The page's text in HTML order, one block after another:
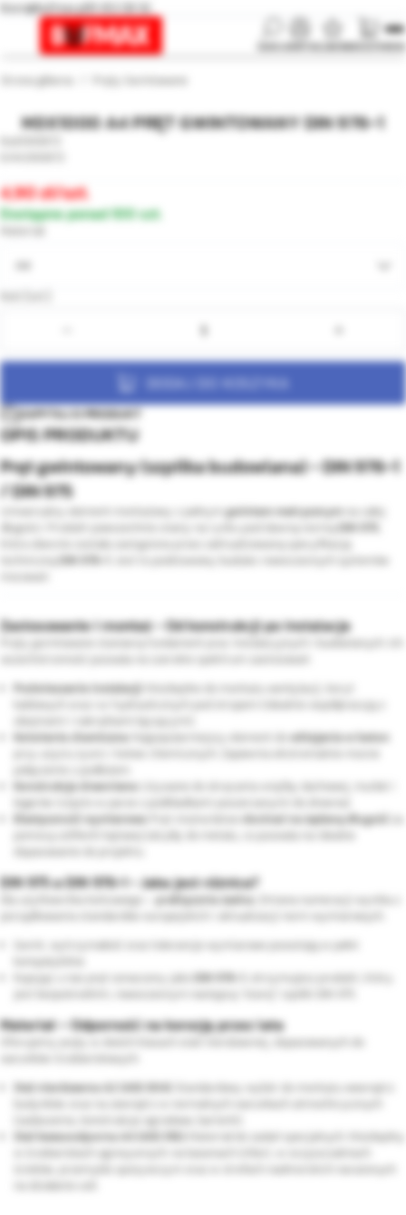
biuro@bufmax.pl91 453 08 92
ULUBIONEKOSZYK
Strona główna Pręty Gwintowane
M3X1000 A4 PRĘT GWINTOWANY DIN 976-1
4,90 /szt.
Dostępne ponad 100 szt.
A4
DODAJ DO KOSZYKA
ZAPYTAJ O PRODUKT
OPIS PRODUKTU
Pręt gwintowany (szpilka budowlana) - DIN 976-1
/ DIN 975
Uniwersalny element montażowy z pełnymgwintem metrycznym na całej
długości. Produkt powszechnie znany na rynku pod dawną normą
DIN 975
która obecnie została zastąpiona przez zaktualizowaną specyfikację
DIN 976-1
. Jest to podstawowy budulec nowoczesnych systemów
Zastosowanie i montaż - Od konstrukcji po instalacje
Pręty gwintowane stanowią fundament prac instalacyjnych i budowlanych. Ich
Podwieszanie instalacji:
Niezbędne do montażu wentylacji, koryt
kablowych oraz rur hydraulicznych pod stropem (idealnie współpracują z
Kotwienie chemiczne:
Najpopularniejszy element do wklejania w beton
przy użyciu żywic i kotew chemicznych. Zapewnia ekstremalnie mocne
Konstrukcje drewniane: Używane do skręcania więźby dachowej, murłat i
legarów (często w parze z podkładkami poszerzanymi do drewna).
Elastyczność wymiarowa:
docinać na żądaną długość
dopasowanie do projektu.
DIN 975 a DIN 976-1 - Jaka jest różnica?
Dla użytkownika końcowego – praktycznie żadna
. Zmiana numeracji wynika z
Gwint, wytrzymałość oraz tolerancje wymiarowe pozostają w pełni
kompatybilne.
Kupując u nas pręt oznaczony jako DIN 976-1
, otrzymujesz produkt, który
jest bezpośrednim, nowoczesnym następcą "starej" szpilki DIN 975.
Materiał – Odporność na korozję przez lata
Oferujemy pręty w dwóch klasach stali nierdzewnej, dopasowanych do
Stal nierdzewna A2 (AISI 304):
Standardowy wybór do montażu wewnątrz
(zadaszenia, konstrukcje ogrodowe, barierki).
Stal kwasoodporna A4 (AISI 316):
Materiał do zadań specjalnych. Niezbędny
w środowiskach agresywnych: na basenach (chlor), w oczyszczalniach
ścieków, przemyśle spożywczym oraz w strefach nadmorskich narażonych